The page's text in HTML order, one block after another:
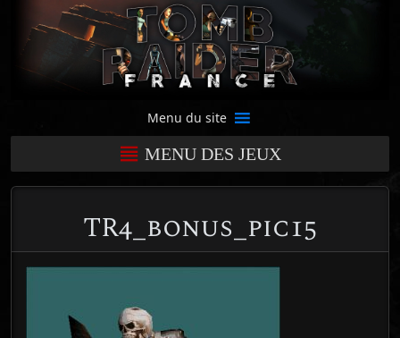
Menu du site
MENU DES JEUX
TR4_bonus_pic15